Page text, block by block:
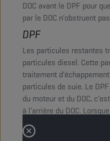
DOC avant le DPF pour
par le DOC n'obstruent
DPF
Les particules restantes
particules diesel. Cette
traitement
particules de suie. Le
du moteur et du DOC,
à l'arrière du DOC.
température de
capable de brûler la